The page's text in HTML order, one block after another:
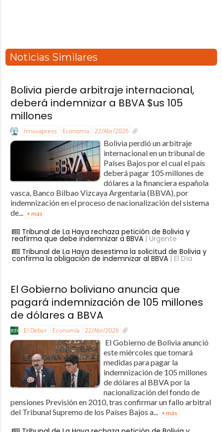
Noticias Similares
Bolivia pierde arbitraje internacional,
deberá indemnizar a BBVA $us 105
millones
Innovapress Economía 22/Abr/2026
Bolivia perdió un arbitraje
internacional en un tribunal de
Países Bajos por el cual el país
deberá pagar 105 millones de
dólares a la financiera española
vasca, Banco Bilbao Vizcaya Argentaria (BBVA), por
indemnización en el proceso de nacionalización del sistema
de... + más
Tribunal de La Haya rechaza petición de Bolivia y
reafirma que debe indemnizar a BBVA| Urgente
Tribunal de La Haya desestima la solicitud de Bolivia y
confirma la obligación de indemnizar al BBVA| El Día
El Gobierno boliviano anuncia que
pagará indemnización de 105 millones
de dólares a BBVA
El Deber Economía 22/Abr/2026
El Gobierno de Bolivia anunció
este miércoles que tomará
medidas para pagar la
indemnización de 105 millones
de dólares al BBVA por la
nacionalización del fondo de
pensiones Previsión en 2010, tras confirmar un fallo arbitral
del Tribunal Supremo de los Países Bajos a...
+ más